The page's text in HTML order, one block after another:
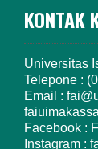
KONTAK
Universitas
Telepone :
Email :
Facebook :
Instagram :